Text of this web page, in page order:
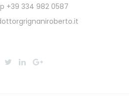
+39 334 982 0587